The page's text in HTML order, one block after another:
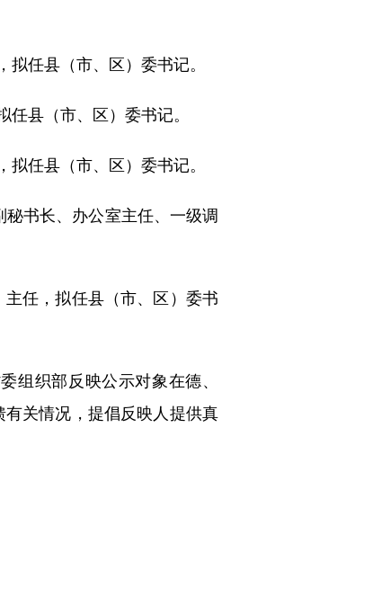
任县（市、区）委书记。
县（市、区）委书记。
任县（市、区）委书记。
书长、办公室主任、一级调
任，拟任县（市、区）委书
织部反映公示对象在德、
关情况，提倡反映人提供真